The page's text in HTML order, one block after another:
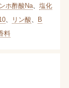
ホ酢酸Na、 塩化
、 リン酸
B
料